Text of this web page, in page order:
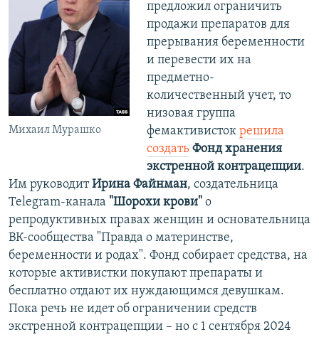
Михаил Мурашко
предложил ограничить
продажи препаратов для
прерывания беременности
и перевести их на
предметно-
количественный учет, то
низовая группа
фемактивисток решила
создать Фонд хранения
экстренной контрацепции.
Им руководитИрина Файнман, создательница
Telegram-канала "Шорохи крови" о
репродуктивных правах женщин и основательница
ВК-сообщества "Правда о материнстве,
беременности и родах". Фонд собирает средства, на
которые активистки покупают препараты и
бесплатно отдают их нуждающимся девушкам.
Пока речь не идет об ограничении средств
экстренной контрацепции – но с 1 сентября 2024